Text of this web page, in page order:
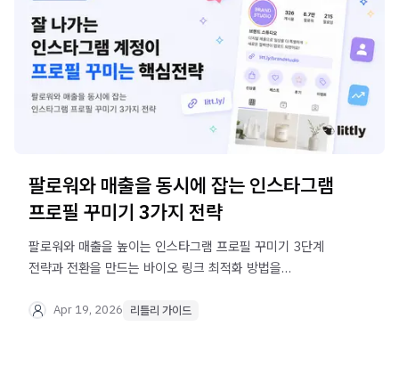
팔로워와 매출을 동시에 잡는 인스타그램
프로필 꾸미기 3가지 전략
팔로워와 매출을 높이는 인스타그램 프로필 꾸미기 3단계
전략과 전환을 만드는 바이오 링크 최적화 방법을
Apr 19, 2026 리틀리 가이드